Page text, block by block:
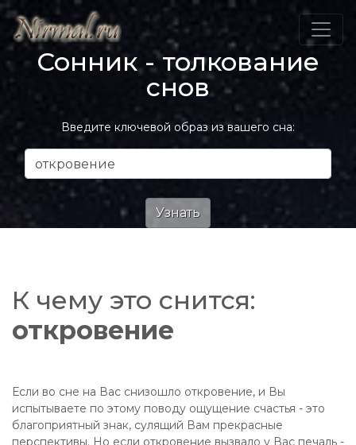
Сонник - толкование
снов
Введите ключевой образ из вашего сна:
К чему это снится:
откровение
Если во сне на Вас снизошло откровение, и Вы
испытываете по этому поводу ощущение счастья - это
благоприятный знак, сулящий Вам прекрасные
перспективы. Но если откровение вызвало у Вас печаль -